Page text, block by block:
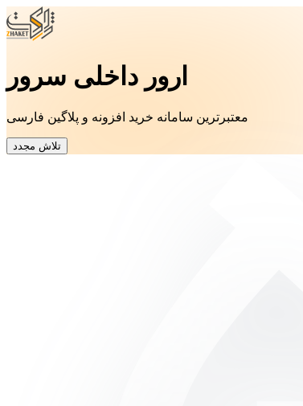
ارور داخلی سرور
معتبرترین سامانه خرید افزونه و پلاگین فارسی
تلاش مجدد